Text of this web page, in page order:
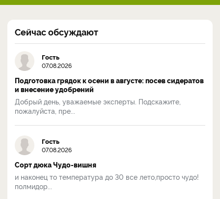
Сейчас обсуждают
Гость
07.08.2026
Подготовка грядок к осени в августе: посев сидератов
и внесение удобрений
Добрый день, уважаемые эксперты. Подскажите,
пожалуйста, пре...
Гость
07.08.2026
Сорт дюка Чудо-вишня
и наконец то температура до 30 все лето,просто чудо!
полмидор...